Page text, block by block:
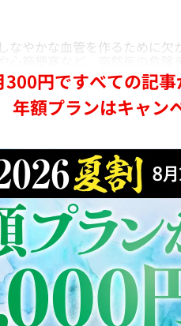
なやかな血管を作るために欠
円ですべての記事
年額プランはキャン